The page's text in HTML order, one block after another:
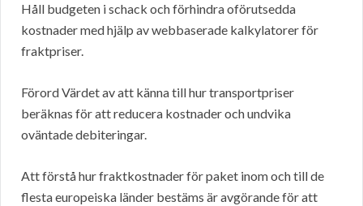
Håll budgeten i schack och förhindra oförutsedda
kostnader med hjälp av webbaserade kalkylatorer för
fraktpriser.
Förord Värdet av att känna till hur transportpriser
beräknas för att reducera kostnader och undvika
oväntade debiteringar.
Att förstå hur fraktkostnader för paket inom och till de
flesta europeiska länder bestäms är avgörande för att